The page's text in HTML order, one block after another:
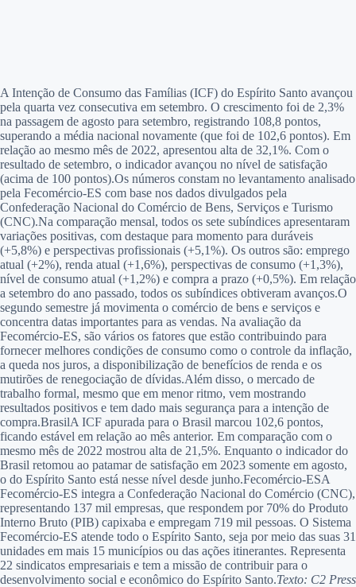
A Intenção de Consumo das Famílias (ICF) do Espírito Santo avançou
pela quarta vez consecutiva em setembro. O crescimento foi de 2,3%
na passagem de agosto para setembro, registrando 108,8 pontos,
superando a média nacional novamente (que foi de 102,6 pontos). Em
relação ao mesmo mês de 2022, apresentou alta de 32,1%. Com o
resultado de setembro, o indicador avançou no nível de satisfação
(acima de 100 pontos).Os números constam no levantamento analisado
pela Fecomércio-ES com base nos dados divulgados pela
Confederação Nacional do Comércio de Bens, Serviços e Turismo
(CNC).Na comparação mensal, todos os sete subíndices apresentaram
variações positivas, com destaque para momento para duráveis
(+5,8%) e perspectivas profissionais (+5,1%). Os outros são: emprego
atual (+2%), renda atual (+1,6%), perspectivas de consumo (+1,3%),
nível de consumo atual (+1,2%) e compra a prazo (+0,5%). Em relação
a setembro do ano passado, todos os subíndices obtiveram avanços.O
segundo semestre já movimenta o comércio de bens e serviços e
concentra datas importantes para as vendas. Na avaliação da
Fecomércio-ES, são vários os fatores que estão contribuindo para
fornecer melhores condições de consumo como o controle da inflação,
a queda nos juros, a disponibilização de benefícios de renda e os
mutirões de renegociação de dívidas.Além disso, o mercado de
trabalho formal, mesmo que em menor ritmo, vem mostrando
resultados positivos e tem dado mais segurança para a intenção de
compra.BrasilA ICF apurada para o Brasil marcou 102,6 pontos,
ficando estável em relação ao mês anterior. Em comparação com o
mesmo mês de 2022 mostrou alta de 21,5%. Enquanto o indicador do
Brasil retomou ao patamar de satisfação em 2023 somente em agosto,
o do Espírito Santo está nesse nível desde junho.Fecomércio-ESA
Fecomércio-ES integra a Confederação Nacional do Comércio (CNC),
representando 137 mil empresas, que respondem por 70% do Produto
Interno Bruto (PIB) capixaba e empregam 719 mil pessoas. O Sistema
Fecomércio-ES atende todo o Espírito Santo, seja por meio das suas 31
unidades em mais 15 municípios ou das ações itinerantes. Representa
22 sindicatos empresariais e tem a missão de contribuir para o
desenvolvimento social e econômico do Espírito Santo.Texto: C2 Press